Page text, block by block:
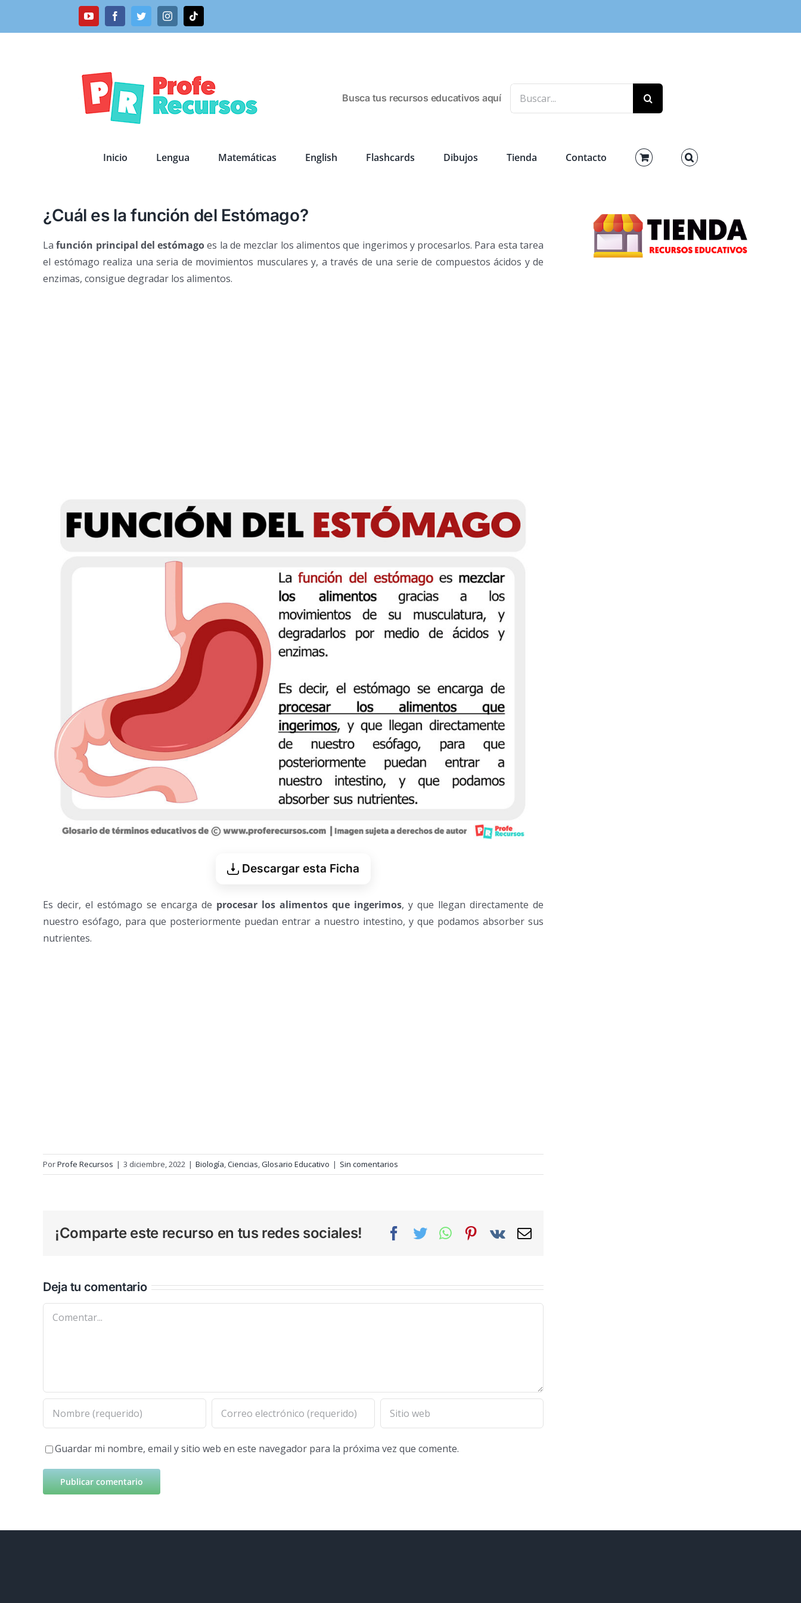
YouTubeFacebookTwitterInstagramTiktok
Busca tus recursos educativos aquí
Inicio Lengua Matemáticas English Flashcards Dibujos Tienda Contacto
¿Cuál es la función del Estómago?
Lafunción principal del estómagoes la de mezclar los alimentos que ingerimos y procesarlos. Para esta tarea
el estómago realiza una seria de movimientos musculares y, a través de una serie de compuestos ácidos y de
enzimas, consigue degradar los alimentos.
Descargar esta Ficha
Es decir, el estómago se encarga de procesar los alimentos que ingerimos, y que llegan directamente de
nuestro esófago, para que posteriormente puedan entrar a nuestro intestino, y que podamos absorber sus
nutrientes.
PorProfe Recursos | 3 diciembre, 2022 | Biología,Ciencias,Glosario Educativo | Sin comentarios
¡Comparte este recurso en tus redes sociales! Facebook
TwitterWhatsAppPinterest
Vk
Correo
Deja tu comentario
Comentar
Guardar mi nombre, email y sitio web en este navegador para la próxima vez que comente.